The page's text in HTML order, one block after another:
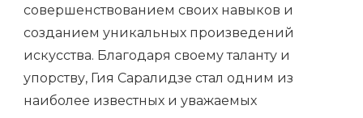
совершенствованием своих навыков и
созданием уникальных произведений
искусства. Благодаря своему таланту и
упорству, Гия Саралидзе стал одним из
наиболее известных и уважаемых